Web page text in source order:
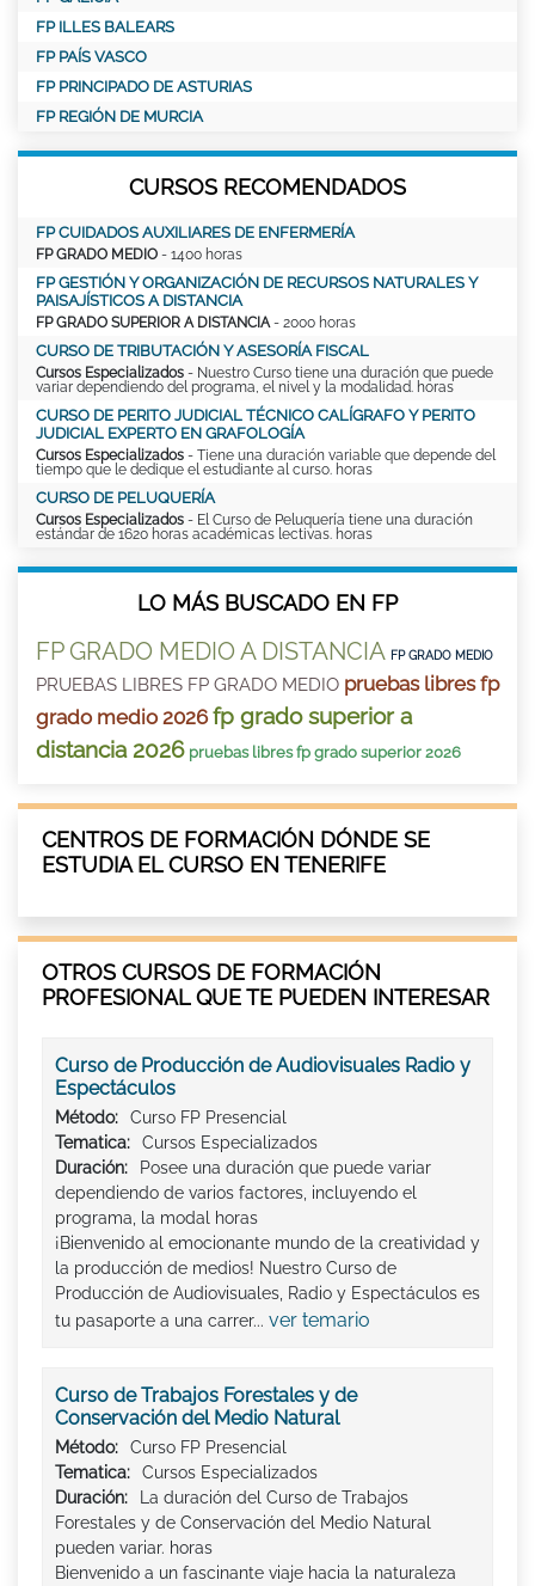
FP ILLES BALEARS
FP PAÍS VASCO
FP PRINCIPADO DE ASTURIAS
FP REGIÓN DE MURCIA
CURSOS RECOMENDADOS
FP CUIDADOS AUXILIARES DE ENFERMERÍA
FP GRADO MEDIO - 1400 horas
FP GESTIÓN Y ORGANIZACIÓN DE RECURSOS NATURALES Y
PAISAJÍSTICOS A DISTANCIA
FP GRADO SUPERIOR A DISTANCIA - 2000 horas
CURSO DE TRIBUTACIÓN Y ASESORÍA FISCAL
Cursos Especializados - Nuestro Curso tiene una duración que puede
variar dependiendo del programa, el nivel y la modalidad. horas
CURSO DE PERITO JUDICIAL TÉCNICO CALÍGRAFO Y PERITO
JUDICIAL EXPERTO EN GRAFOLOGÍA
Cursos Especializados - Tiene una duración variable que depende del
tiempo que le dedique el estudiante al curso. horas
CURSO DE PELUQUERÍA
Cursos Especializados - El Curso de Peluquería tiene una duración
estándar de 1620 horas académicas lectivas. horas
LO MÁS BUSCADO EN FP
FP GRADO MEDIO A DISTANCIA FP GRADO MEDIO
PRUEBAS LIBRES FP GRADO MEDIO pruebas libres fp
grado medio 2026 fp grado superior a
distancia 2026 pruebas libres fp grado superior 2026
CENTROS DE FORMACIÓN DÓNDE SE
ESTUDIA EL CURSO EN TENERIFE
OTROS CURSOS DE FORMACIÓN
PROFESIONAL QUE TE PUEDEN INTERESAR
Curso de Producción de Audiovisuales Radio y
Espectáculos
Método:
Curso FP Presencial
Tematica:
Cursos Especializados
Duración:
Posee una duración que puede variar
dependiendo de varios factores, incluyendo el
programa, la modal horas
¡Bienvenido al emocionante mundo de la creatividad y
la producción de medios! Nuestro Curso de
Producción de Audiovisuales, Radio y Espectáculos es
tu pasaporte a una carrer... ver temario
Curso de Trabajos Forestales y de
Conservación del Medio Natural
Método:
Curso FP Presencial
Tematica:
Cursos Especializados
Duración:
La duración del Curso de Trabajos
Forestales y de Conservación del Medio Natural
pueden variar. horas
Bienvenido a un fascinante viaje hacia la naturaleza